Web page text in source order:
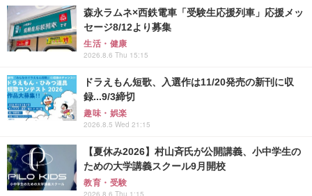
森永ラムネ×西鉄電車「受験生応援列車」応援メッ
セージ8/12より募集
生活・健康
2026.8.6 Thu 15:15
ドラえもん短歌、入選作は11/20発売の新刊に収
録...9/3締切
趣味・娯楽
2026.8.5 Wed 21:15
【夏休み2026】村山斉氏が公開講義、小中学生の
ための大学講義スクール9月開校
教育・受験
2026.8.6 Thu 1:15